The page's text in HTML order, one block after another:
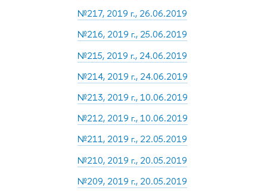
№217, 2019 г., 26.06.2019
№216, 2019 г., 25.06.2019
№215, 2019 г., 24.06.2019
№214, 2019 г., 24.06.2019
№213, 2019 г., 10.06.2019
№212, 2019 г., 10.06.2019
№211, 2019 г., 22.05.2019
№210, 2019 г., 20.05.2019
№209, 2019 г., 20.05.2019